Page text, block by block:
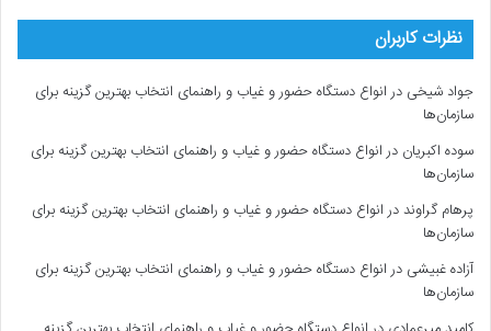
نظرات کاربران
جواد شیخی درانواع دستگاه حضور و غیاب و راهنمای انتخاب بهترین گزینه برای
سازمان‌ها
سوده اکبریان درانواع دستگاه حضور و غیاب و راهنمای انتخاب بهترین گزینه برای
سازمان‌ها
پرهام گراونددرانواع دستگاه حضور و غیاب و راهنمای انتخاب بهترین گزینه برای
سازمان‌ها
آزاده غبیشی درانواع دستگاه حضور و غیاب و راهنمای انتخاب بهترین گزینه برای
سازمان‌ها